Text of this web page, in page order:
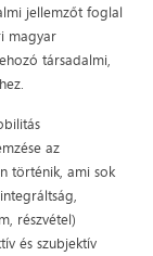
jellemzőt foglal
magyar
társadalmi,
az
történik, ami sok
részvétel)
és szubjektív